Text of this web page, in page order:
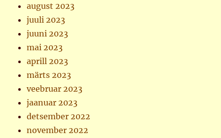
august 2023
juuli 2023
juuni 2023
mai 2023
aprill 2023
märts 2023
veebruar 2023
jaanuar 2023
detsember 2022
november 2022